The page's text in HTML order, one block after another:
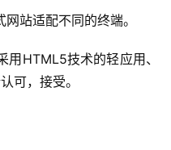
站适配不同的终端。
HTML5技术的轻应用、
可，接受。